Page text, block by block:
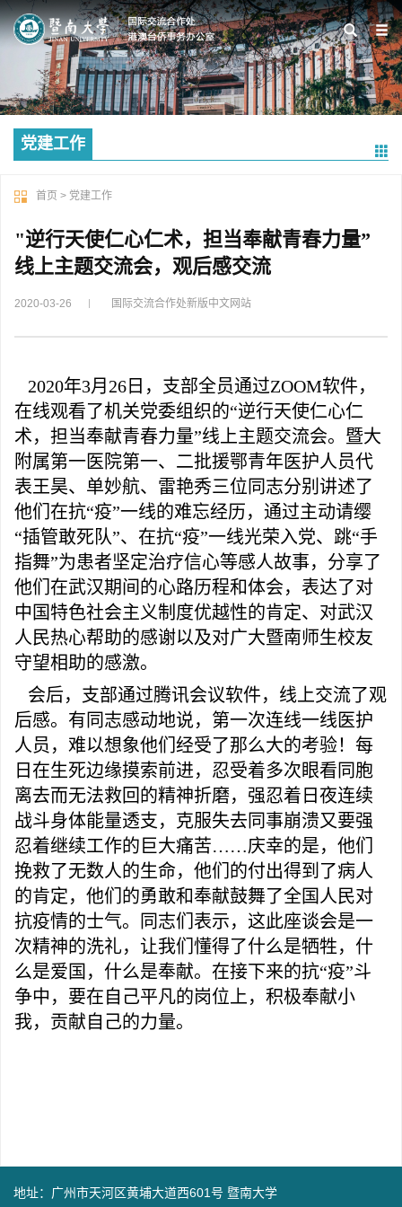
党建工作
首页 > 党建工作
"逆行天使仁心仁术，担当奉献青春力量”
线上主题交流会，观后感交流
2020-03-26 国际交流合作处新版中文网站
2020年3月26日，支部全员通过ZOOM软件，
在线观看了机关党委组织的“逆行天使仁心仁
术，担当奉献青春力量”线上主题交流会。暨大
附属第一医院第一、二批援鄂青年医护人员代
表王昊、单妙航、雷艳秀三位同志分别讲述了
他们在抗“疫”一线的难忘经历，通过主动请缨
“插管敢死队”、在抗“疫”一线光荣入党、跳“手
指舞”为患者坚定治疗信心等感人故事，分享了
他们在武汉期间的心路历程和体会，表达了对
中国特色社会主义制度优越性的肯定、对武汉
人民热心帮助的感谢以及对广大暨南师生校友
守望相助的感激。
会后，支部通过腾讯会议软件，线上交流了观
后感。有同志感动地说，第一次连线一线医护
人员，难以想象他们经受了那么大的考验！每
日在生死边缘摸索前进，忍受着多次眼看同胞
离去而无法救回的精神折磨，强忍着日夜连续
战斗身体能量透支，克服失去同事崩溃又要强
忍着继续工作的巨大痛苦……庆幸的是，他们
挽救了无数人的生命，他们的付出得到了病人
的肯定，他们的勇敢和奉献鼓舞了全国人民对
抗疫情的士气。同志们表示，这此座谈会是一
次精神的洗礼，让我们懂得了什么是牺牲，什
么是爱国，什么是奉献。在接下来的抗“疫”斗
争中，要在自己平凡的岗位上，积极奉献小
我，贡献自己的力量。
地址：广州市天河区黄埔大道西601号 暨南大学